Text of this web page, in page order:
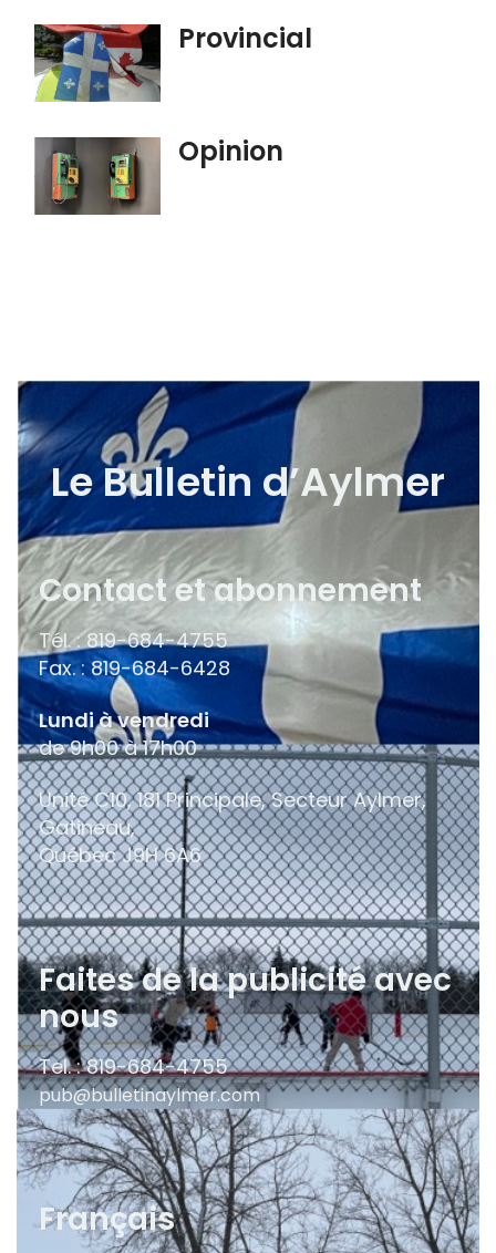
Provincial
Opinion
Le Bulletin d’Aylmer
Contact et abonnement
Tél. : 819-684-4755
Fax. : 819-684-6428
Lundi à vendredi
de 9h00 à 17h00
Unité C10, 181 Principale, Secteur Aylmer,
Gatineau,
QuébecJ9H 6A6
Faites de la publicité avec
nous
Tel. : 819-684-4755
pub@bulletinaylmer.com
Français